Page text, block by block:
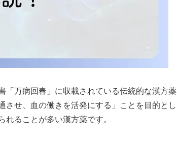
「万病回春」に収載されている伝統的な漢方薬
させ、血の働きを活発にする」ことを目的とし
ることが多い漢方薬です。